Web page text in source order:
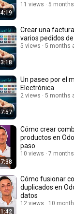
4:19
11 views 5
3:18
Crear una
varios pedidos
5 views 5 months
7:57
Un paseo por el
Electrónica
2 views 5 months
7:38
Cómo crear
productos en
paso
10 views 7
1:42
Cómo fusionar
duplicados en
datos
12 views 10